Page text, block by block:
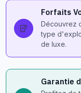
Forfaits
Découvrez
type
de luxe.
Garantie